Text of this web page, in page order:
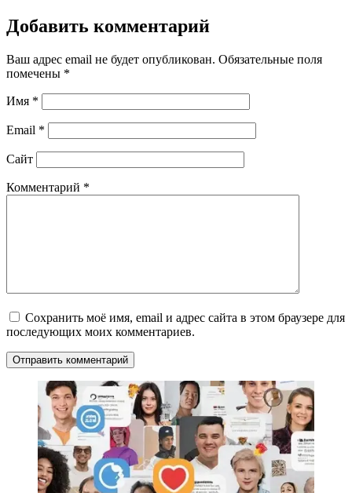
Добавить комментарий
Ваш адрес email не будет опубликован. Обязательные поля
помечены *
Имя *
Email *
Сайт
Комментарий *
Сохранить моё имя, email и адрес сайта в этом браузере для
последующих моих комментариев.